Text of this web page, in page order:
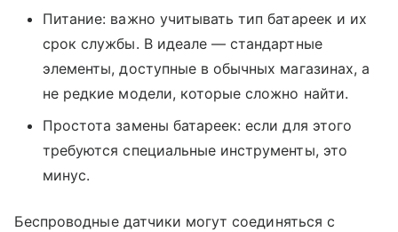
Питание: важно учитывать тип батареек и их
срок службы. В идеале — стандартные
элементы, доступные в обычных магазинах, а
не редкие модели, которые сложно найти.
Простота замены батареек: если для этого
требуются специальные инструменты, это
минус.
Беспроводные датчики могут соединяться с